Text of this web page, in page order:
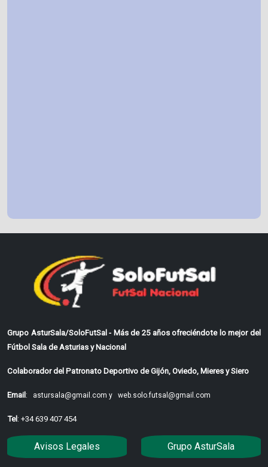
Grupo AsturSala/SoloFutSal - Más de 25 años ofreciéndote lo mejor del
Fútbol Sala de Asturias y Nacional
Colaborador del Patronato Deportivo de Gijón, Oviedo, Mieres y Siero
Email: astursala@gmail.com y web.solo.futsal@gmail.com
Tel: +34 639 407 454
Avisos Legales Grupo AsturSala